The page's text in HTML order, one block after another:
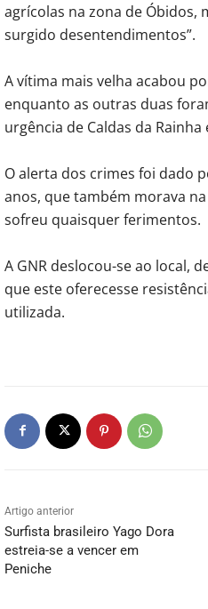
agrícolas na zona de Óbidos,
surgido desentendimentos”.
A vítima mais velha acabou
enquanto as outras duas
urgência de Caldas da
O alerta dos crimes foi dado
anos, que também morava
sofreu quaisquer ferimentos.
A GNR deslocou-se ao local,
que este oferecesse
utilizada.
Artigo anterior
Surfista brasileiro Yago Dora
estreia-se a vencer em
Peniche